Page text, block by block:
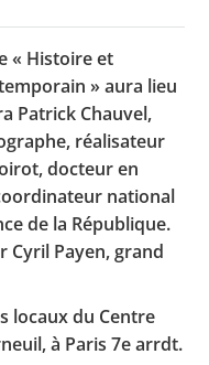
rondes
publiés
« Histoire et
» aura lieu
Patrick Chauvel,
réalisateur
docteur en
national
de la République.
Cyril Payen, grand
locaux du Centre
à Paris 7e arrdt.